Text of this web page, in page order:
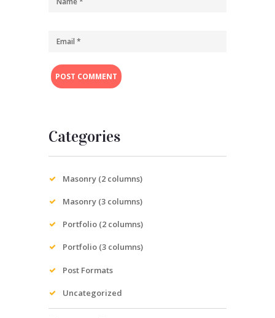
Categories
Masonry (2 columns)
Masonry (3 columns)
Portfolio (2 columns)
Portfolio (3 columns)
Post Formats
Uncategorized